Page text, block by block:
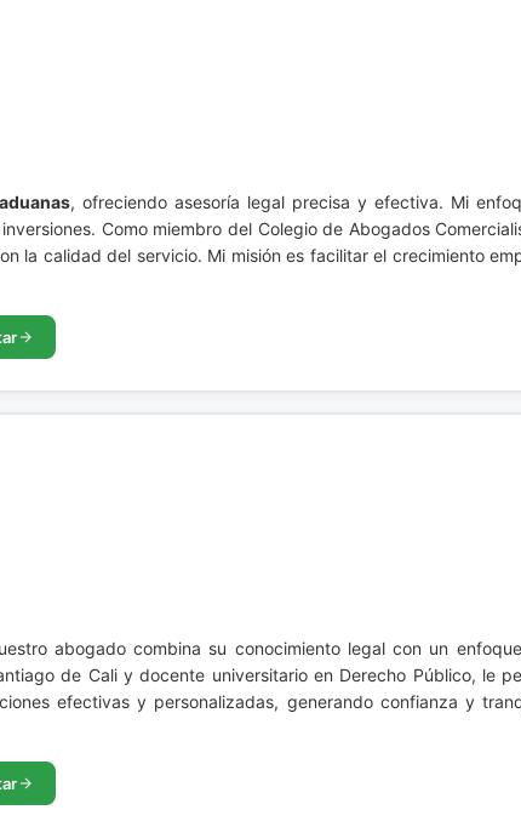
aduanas, ofreciendo asesoría legal precisa y efectiva. Mi
Como miembro del Colegio de Abogados
la calidad del servicio. Mi misión es facilitar el crecimiento
abogado combina su conocimiento legal con un
de Cali y docente universitario en Derecho Público, le
efectivas y personalizadas, generando confianza y